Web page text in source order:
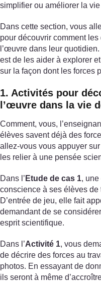
simplifier ou améliorer la
Dans cette section, vous
pour découvrir comment
l’œuvre dans leur
est de les aider à explorer
sur la façon dont les forces
1. Activités pour
l’œuvre dans la vie
Comment, vous,
élèves savent déjà des
allez-vous vous appuyer
les relier à une pensée
Dans l’ Etude de cas 1,
conscience à ses élèves
D’entrée de jeu, elle fait
demandant de se
esprit scientifique.
Dans l’Activité 1, vous
de décrire des forces au
photos. En essayant de
ils seront à même